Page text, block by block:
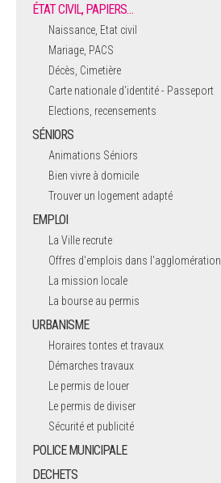
ÉTAT CIVIL, PAPIERS…
Naissance, Etat civil
Mariage, PACS
Décès, Cimetière
Carte nationale d'identité - Passeport
Elections, recensements
SÉNIORS
Animations Séniors
Bien vivre à domicile
Trouver un logement adapté
EMPLOI
La Ville recrute
Offres d'emplois dans l'agglomération
La mission locale
La bourse au permis
URBANISME
Horaires tontes et travaux
Démarches travaux
Le permis de louer
Le permis de diviser
Sécurité et publicité
POLICE MUNICIPALE
DECHETS